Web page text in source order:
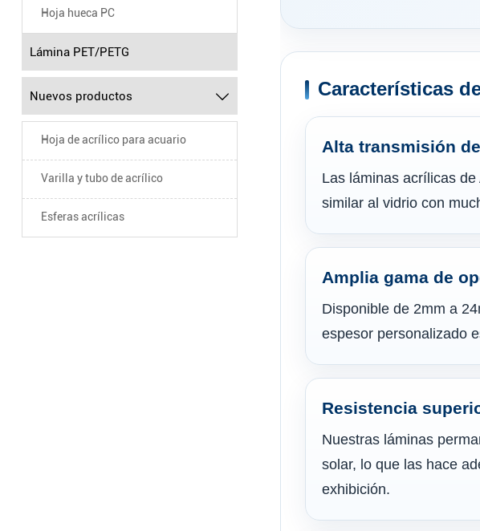
Hoja hueca PC
Lámina PET/PETG
Nuevos productos 
Hoja de acrílico para acuario
Varilla y tubo de acrílico
Esferas acrílicas
Características
Alta transmisión
Las láminas acrílicas
similar al vidrio con
Amplia gama de
Disponible de 2mm a
espesor personalizado
Resistencia
Nuestras láminas
solar, lo que las hace
exhibición.